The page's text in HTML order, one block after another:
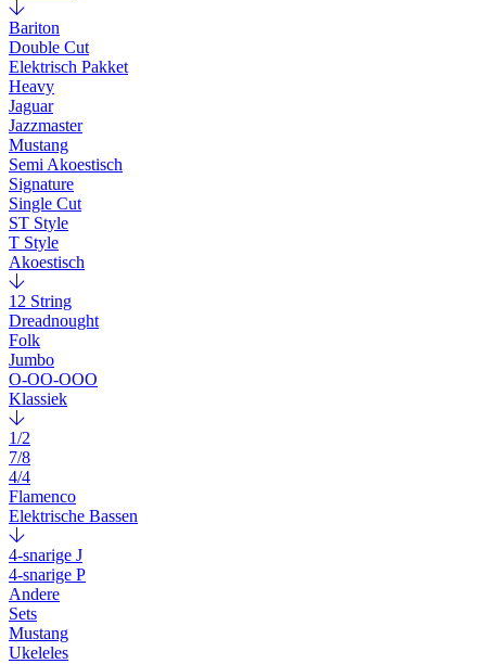
Bariton
Double Cut
Elektrisch Pakket
Heavy
Jaguar
Jazzmaster
Mustang
Semi Akoestisch
Signature
Single Cut
ST Style
T Style
Akoestisch
12 String
Dreadnought
Folk
Jumbo
O-OO-OOO
Klassiek
1/2
7/8
4/4
Flamenco
Elektrische Bassen
4-snarige J
4-snarige P
Andere
Sets
Mustang
Ukeleles